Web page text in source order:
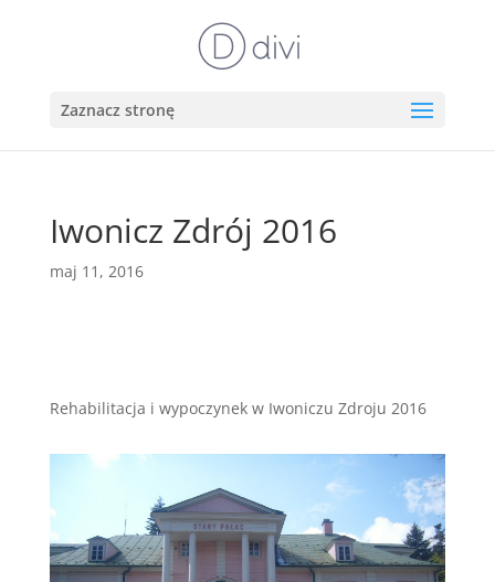
Zaznacz stronę
Iwonicz Zdrój 2016
maj 11, 2016
Rehabilitacja i wypoczynek w Iwoniczu Zdroju 2016